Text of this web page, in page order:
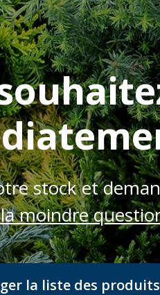
stock et
moindre
la liste des